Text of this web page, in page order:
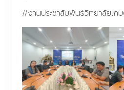
#งานประชาสัมพันธ์วิทยาลัยเกษ